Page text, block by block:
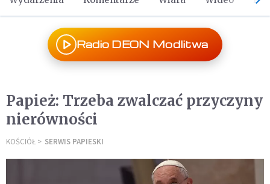
Radio DEON Modlitwa
Papież: Trzeba zwalczać przyczyny
nierówności
KOŚCIÓŁ SERWIS PAPIESKI